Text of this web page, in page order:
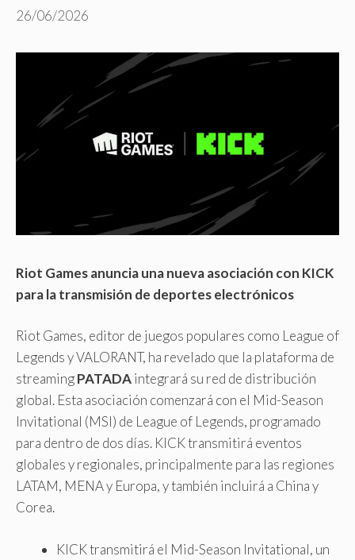
26/06/2026
Riot Games anuncia una nueva asociación con KICK
para la transmisión de deportes electrónicos
Riot Games, editor de juegos populares como League of
Legends y VALORANT, ha revelado que la plataforma de
streamingPATADAintegrará su red de distribución
global. Esta asociación comenzará con el Mid-Season
Invitational (MSI) de League of Legends, programado
para dentro de dos días. KICK transmitirá eventos
globales y regionales, principalmente para las regiones
LATAM, MENA y Europa, y también incluirá a China y
Corea.
KICK transmitirá el Mid-Season Invitational, un